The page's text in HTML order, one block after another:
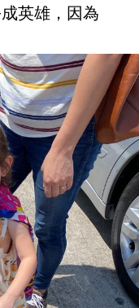
英雄，因為